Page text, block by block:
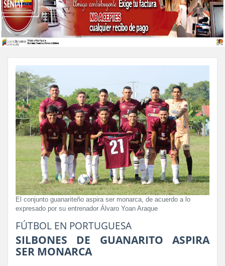
El conjunto guanariteño aspira ser monarca, de acuerdo a lo
expresado por su entrenador Álvaro Yoan Araque
FÚTBOL EN PORTUGUESA
SILBONES DE GUANARITO ASPIRA
SER MONARCA